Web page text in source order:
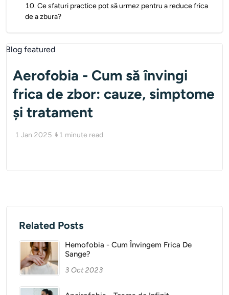
10.Ce sfaturi practice pot să urmez pentru a reduce frica
de a zbura?
Aerofobia - Cum să învingi
frica de zbor: cauze, simptome
și tratament
1 Jan 2025 11 minute read
Related Posts
Hemofobia - Cum Învingem Frica De
Sange?
3 Oct 2023